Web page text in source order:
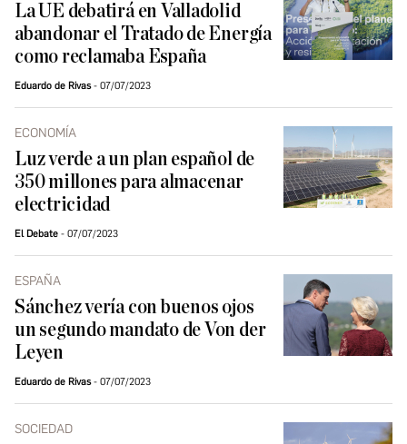
La UE debatirá en Valladolid
abandonar el Tratado de Energía
como reclamaba España
Eduardo de Rivas 07/07/2023
ECONOMÍA
Luz verde a un plan español de
350 millones para almacenar
electricidad
El Debate 07/07/2023
ESPAÑA
Sánchez vería con buenos ojos
un segundo mandato de Von der
Leyen
Eduardo de Rivas 07/07/2023
SOCIEDAD